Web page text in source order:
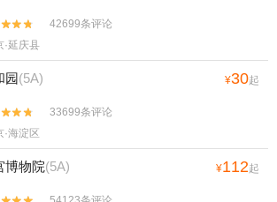
42699条评论
·延庆县
园(5A) ¥30起
33699条评论
·海淀区
博物院(5A) ¥112起